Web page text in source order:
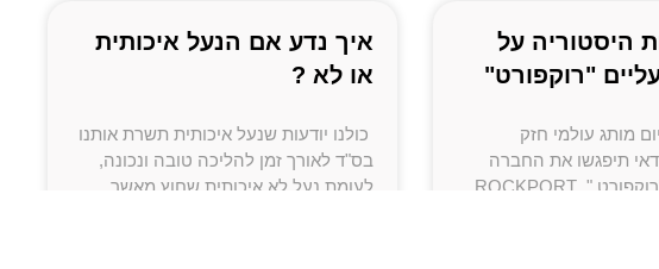
היסטוריה על
"רוקפורט"
מותג עולמי חזק
תיפגשו את החברה
איך נדע אם הנעל איכותית
או לא ?
כולנו יודעות שנעל איכותית תשרת אותנו
בס"ד לאורך זמן להליכה טובה ונכונה,
לעומת נעל לא איכותית שחוץ מאשר